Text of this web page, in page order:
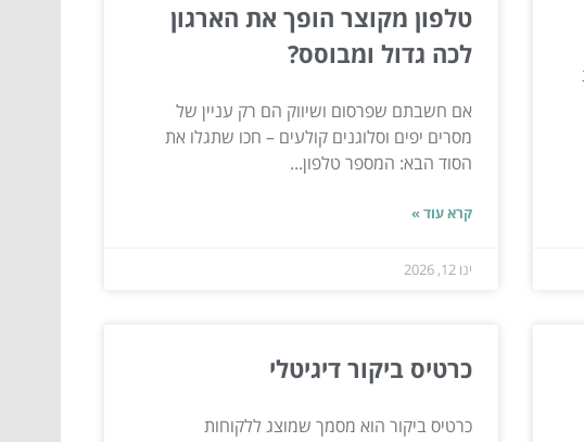
טלפון מקוצר הופך את הארגון
לכה גדול ומבוסס?
אם חשבתם שפרסום ושיווק הם רק עניין של
מסרים יפים וסלוגנים קולעים – חכו שתגלו את
הסוד הבא: המספר טלפון...
קרא עוד »
ינו 12, 2026
כרטיס ביקור דיגיטלי
כרטיס ביקור הוא מסמך שמוצג ללקוחות